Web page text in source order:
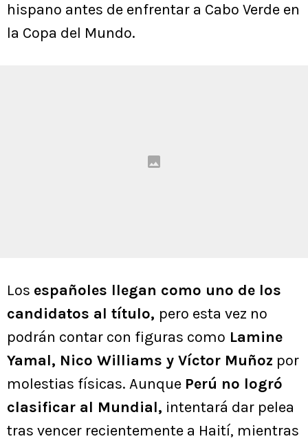
hispano antes de enfrentar a Cabo Verde en
la Copa del Mundo.
Los españoles llegan como uno de los
candidatos al título, pero esta vez no
podrán contar con figuras como Lamine
Yamal, Nico Williams y Víctor Muñoz por
molestias físicas. Aunque Perú no logró
clasificar al Mundial, intentará dar pelea
tras vencer recientemente a Haití, mientras